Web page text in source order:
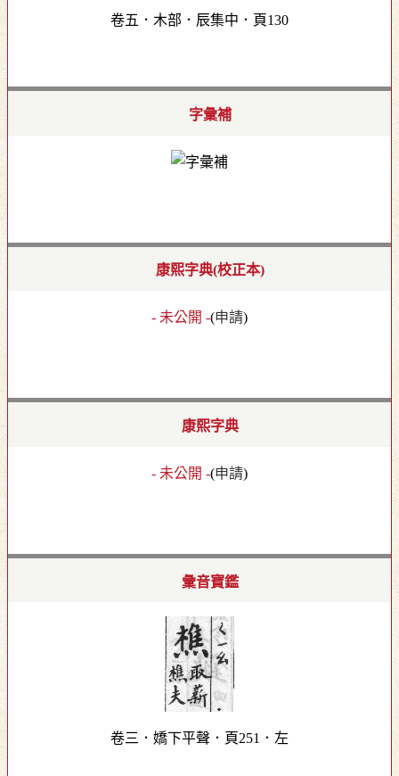
卷五．木部．辰集中．頁130
字彙補
康熙字典(校正本)
- 未公開 -(申請)
康熙字典
- 未公開 -(申請)
彙音寶鑑
卷三．嬌下平聲．頁251．左